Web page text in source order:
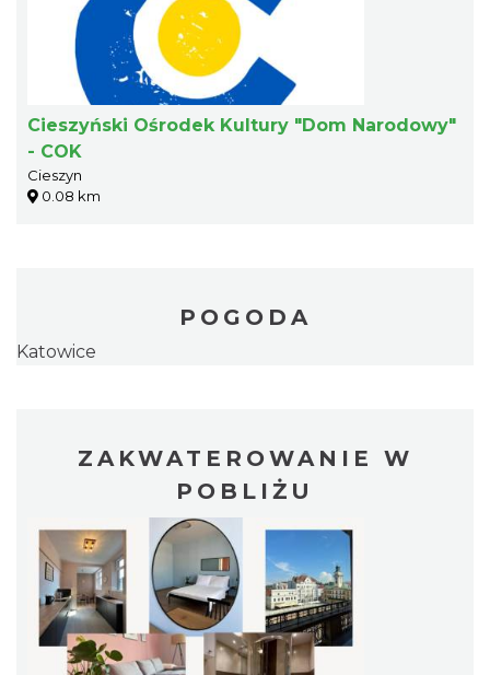
Cieszyński Ośrodek Kultury "Dom Narodowy"
- COK
Cieszyn
0.08 km
POGODA
Katowice
ZAKWATEROWANIE W
POBLIŻU